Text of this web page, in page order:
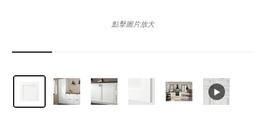
點擊圖片放大